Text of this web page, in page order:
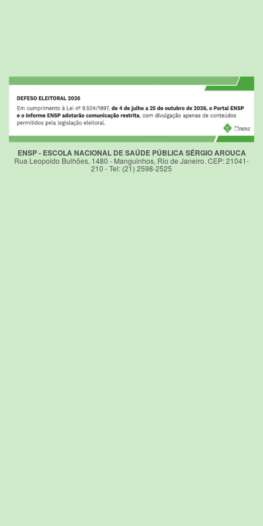
ENSP - ESCOLA NACIONAL DE SAÚDE PÚBLICA SÉRGIO AROUCA
Rua Leopoldo Bulhões, 1480 - Manguinhos, Rio de Janeiro. CEP: 21041-
210 - Tel: (21) 2598-2525